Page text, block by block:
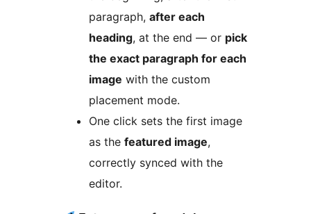
paragraph, after each
heading, at the end — or pick
the exact paragraph for each
image with the custom
placement mode.
One click sets the first image
as the featured image,
correctly synced with the
editor.